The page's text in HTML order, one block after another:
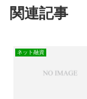
関連記事
ネット融資